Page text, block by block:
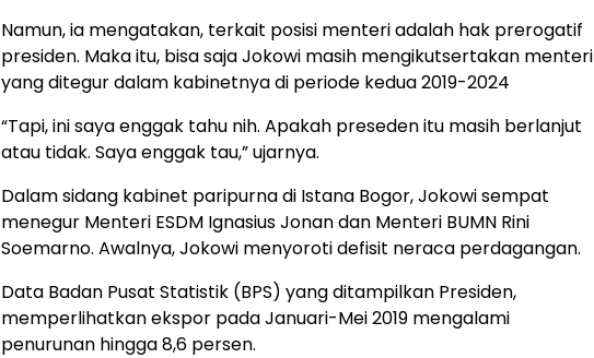
Namun, ia mengatakan, terkait posisi menteri adalah hak prerogatif
presiden. Maka itu, bisa saja Jokowi masih mengikutsertakan menteri
yang ditegur dalam kabinetnya di periode kedua 2019-2024
“Tapi, ini saya enggak tahu nih. Apakah preseden itu masih berlanjut
atau tidak. Saya enggak tau,” ujarnya.
Dalam sidang kabinet paripurna di Istana Bogor, Jokowi sempat
menegur Menteri ESDM Ignasius Jonan dan Menteri BUMN Rini
Soemarno. Awalnya, Jokowi menyoroti defisit neraca perdagangan.
Data Badan Pusat Statistik (BPS) yang ditampilkan Presiden,
memperlihatkan ekspor pada Januari-Mei 2019 mengalami
penurunan hingga 8,6 persen.